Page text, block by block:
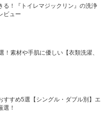
る！『トイレマジックリン』の洗浄
ビュー
！素材や手肌に優しい【衣類洗濯、
すすめ5選【シングル・ダブル別】エ
選！